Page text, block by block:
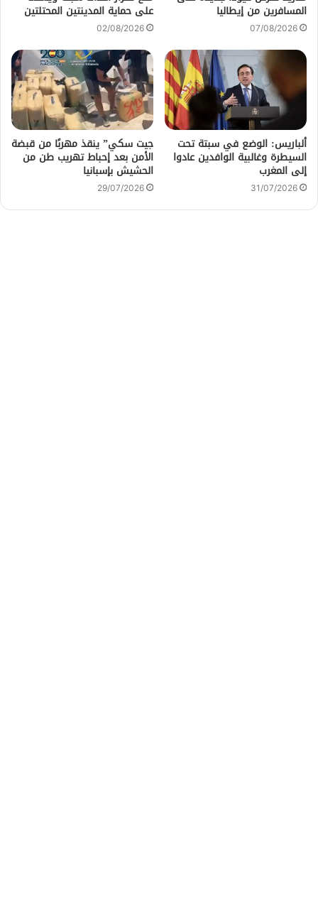
المسافرين من إيطاليا
07/08/2026
على حماية المدينتين المحتلتين
02/08/2026
ألباريس: الوضع في سبتة تحت
السيطرة وغالبية الوافدين عادوا
إلى المغرب
31/07/2026
جيت سكي” ينقذ مهربًا من قبضة
الأمن بعد إحباط تهريب طن من
الحشيش بإسبانيا
29/07/2026